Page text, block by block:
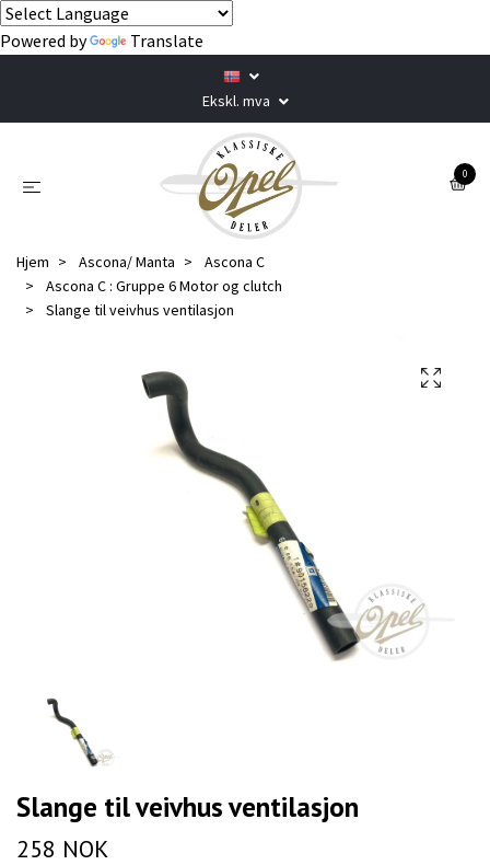
Powered by Translate
Ekskl. mva
0
Hjem Ascona/ Manta
Ascona C
Ascona C : Gruppe 6 Motor og clutch
Slange til veivhus ventilasjon
Slange til veivhus ventilasjon
258 NOK